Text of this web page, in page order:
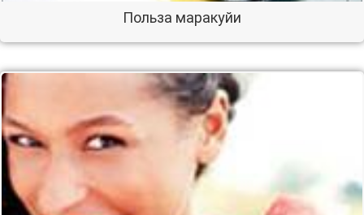
Польза маракуйи